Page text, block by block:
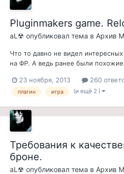
Pluginmakers game.
aL☢ опубликовал тема в Архив
Что то давно не видел
на ФР. А ведь ранее были
бесшабашная и с морем фана!
неудачная, потом была еще какая
23 ноября, 2013 260
плагин игра (и ещё 2 )
Требования к
броне.
aL☢ опубликовал тема в Архив